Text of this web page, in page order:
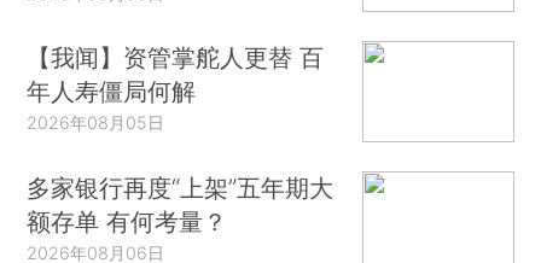
【我闻】资管掌舵人更替 百
年人寿僵局何解
2026年08月05日
多家银行再度“上架”五年期大
额存单 有何考量？
2026年08月06日